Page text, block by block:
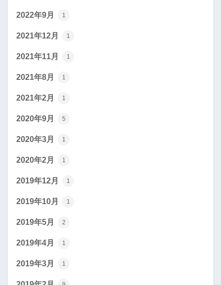
2022年9月 1
2021年12月 1
2021年11月 1
2021年8月 1
2021年2月 1
2020年9月 5
2020年3月 1
2020年2月 1
2019年12月 1
2019年10月 1
2019年5月 2
2019年4月 1
2019年3月 1